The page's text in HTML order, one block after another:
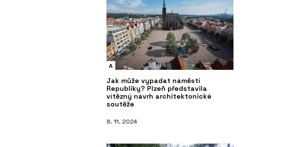
A
Jak může vypadat náměstí
Republiky? Plzeň představila
vítězný návrh architektonické
soutěže
8. 11. 2024